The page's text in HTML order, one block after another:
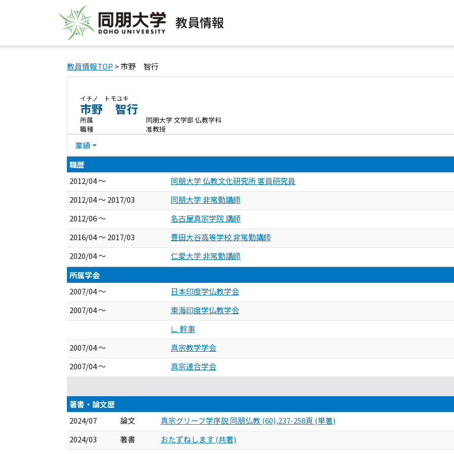
教員情報
教員情報TOP > 市野 智行
イチノ トモユキ
市野 智行
所属
同朋大学 文学部 仏教学科
職種
准教授
業績
職歴
2012/04 ～
同朋大学 仏教文化研究所 客員研究員
2012/04 ～ 2017/03
同朋大学 非常勤講師
2012/06 ～
名古屋真宗学院 講師
2016/04 ～ 2017/03
豊田大谷高等学校 非常勤講師
2020/04 ～
仁愛大学 非常勤講師
所属学会
2007/04 ～
日本印度学仏教学会
2007/04 ～
東海印度学仏教学会
∟ 幹事
2007/04 ～
真宗教学学会
2007/04 ～
真宗連合学会
著書・論文歴
2024/07
論文
真宗グリーフ学序説 同朋仏教 (60),237-258頁 (単著)
2024/03
著書
おたずねします (共著)